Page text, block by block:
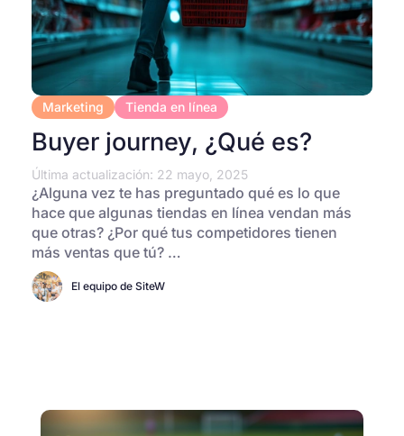
Marketing Tienda en línea
Buyer journey, ¿Qué es?
Última actualización: 22 mayo, 2025
¿Alguna vez te has preguntado qué es lo que
hace que algunas tiendas en línea vendan más
que otras? ¿Por qué tus competidores tienen
más ventas que tú? …
El equipo de SiteW